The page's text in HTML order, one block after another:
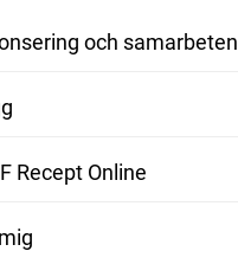
och samarbeten
Recept Online